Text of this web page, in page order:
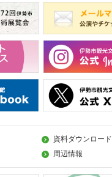
資料ダウンロード
周辺情報